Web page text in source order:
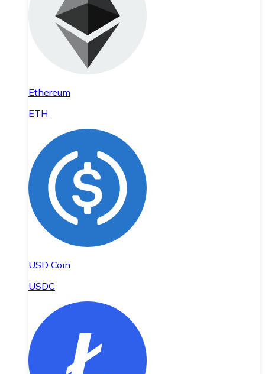
Ethereum
ETH
USD Coin
USDC